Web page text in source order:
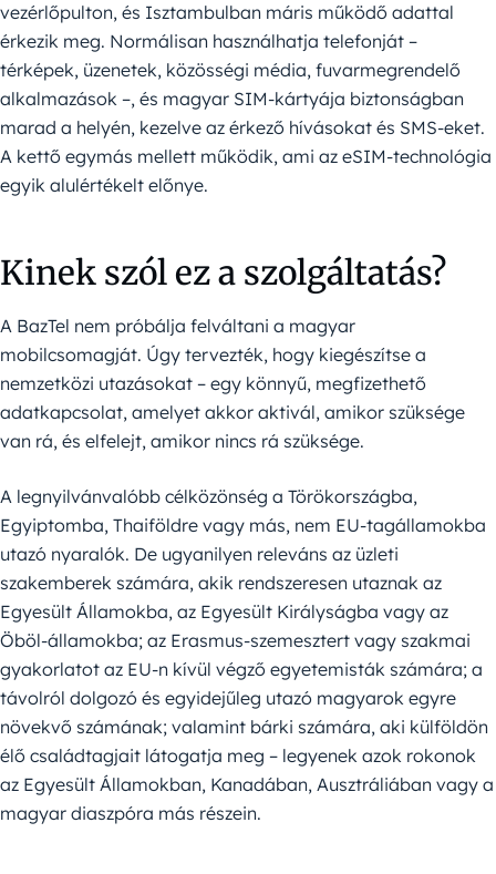
vezérlőpulton, és Isztambulban máris működő adattal
érkezik meg. Normálisan használhatja telefonját –
térképek, üzenetek, közösségi média, fuvarmegrendelő
alkalmazások –, és magyar SIM-kártyája biztonságban
marad a helyén, kezelve az érkező hívásokat és SMS-eket.
A kettő egymás mellett működik, ami az eSIM-technológia
egyik alulértékelt előnye.
Kinek szól ez a szolgáltatás?
A BazTel nem próbálja felváltani a magyar
mobilcsomagját. Úgy tervezték, hogy kiegészítse a
nemzetközi utazásokat – egy könnyű, megfizethető
adatkapcsolat, amelyet akkor aktivál, amikor szüksége
van rá, és elfelejt, amikor nincs rá szüksége.
A legnyilvánvalóbb célközönség a Törökországba,
Egyiptomba, Thaiföldre vagy más, nem EU-tagállamokba
utazó nyaralók. De ugyanilyen releváns az üzleti
szakemberek számára, akik rendszeresen utaznak az
Egyesült Államokba, az Egyesült Királyságba vagy az
Öböl-államokba; az Erasmus-szemesztert vagy szakmai
gyakorlatot az EU-n kívül végző egyetemisták számára; a
távolról dolgozó és egyidejűleg utazó magyarok egyre
növekvő számának; valamint bárki számára, aki külföldön
élő családtagjait látogatja meg – legyenek azok rokonok
az Egyesült Államokban, Kanadában, Ausztráliában vagy a
magyar diaszpóra más részein.